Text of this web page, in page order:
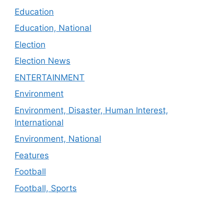
Education
Education, National
Election
Election News
ENTERTAINMENT
Environment
Environment, Disaster, Human Interest,
International
Environment, National
Features
Football
Football, Sports